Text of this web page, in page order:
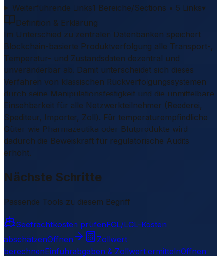
Weiterführende Links1 Bereiche/Sections • 5 Links▾
Definition & Erklärung
Im Unterschied zu zentralen Datenbanken speichert
Blockchain-basierte Produktverfolgung alle Transport-,
Temperatur- und Zustandsdaten dezentral und
unveränderbar ab. Damit unterscheidet sich dieses
Verfahren von klassischen Rückverfolgungssystemen
durch seine Manipulationsfestigkeit und die unmittelbare
Einsehbarkeit für alle Netzwerkteilnehmer (Reederei,
Spediteur, Importer, Zoll). Für temperaturempfindliche
Güter wie Pharmazeutika oder Blutprodukte wird
dadurch die Beweiskraft für regulatorische Audits
erhöht.
Nächste Schritte
Passende Tools zu diesem Begriff
Seefrachtkosten prüfenFCL/LCL-Kosten
abschätzenÖffnen
Zollwert
berechnenEinfuhrabgaben & Zollwert ermittelnÖffnen